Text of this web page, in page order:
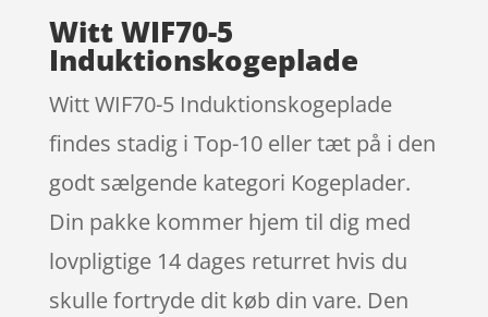
Witt WIF70-5
Induktionskogeplade
Witt WIF70-5 Induktionskogeplade
findes stadig i Top-10 eller tæt på i den
godt sælgende kategori Kogeplader.
Din pakke kommer hjem til dig med
lovpligtige 14 dages returret hvis du
skulle fortryde dit køb din vare. Den